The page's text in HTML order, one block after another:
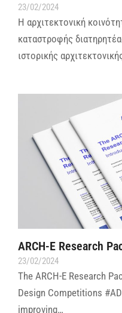
23/02/2024
Η αρχιτεκτονική
καταστροφής
ιστορικής
ARCH-E Research
23/02/2024
The ARCH-E Research
Design Competitions
improving…